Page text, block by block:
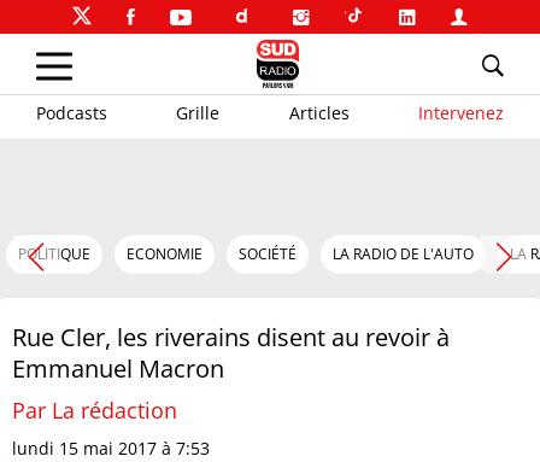
Podcasts Grille Articles Intervenez
POLITIQUE ECONOMIE SOCIÉTÉ LA RADIO DE L'AUTO LA
Rue Cler, les riverains disent au revoir à
Emmanuel Macron
Par La rédaction
lundi 15 mai 2017 à 7:53